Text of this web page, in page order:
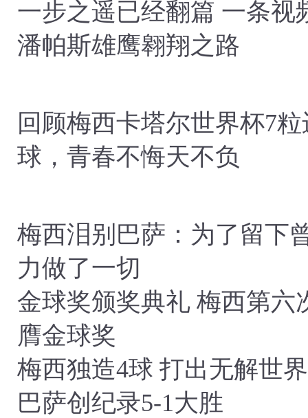
一步之遥已经翻篇 一条视
潘帕斯雄鹰翱翔之路
回顾梅西卡塔尔世界杯7粒
球，青春不悔天不负
梅西泪别巴萨：为了留下
力做了一切
金球奖颁奖典礼 梅西第六
膺金球奖
梅西独造4球 打出无解世
巴萨创纪录5-1大胜